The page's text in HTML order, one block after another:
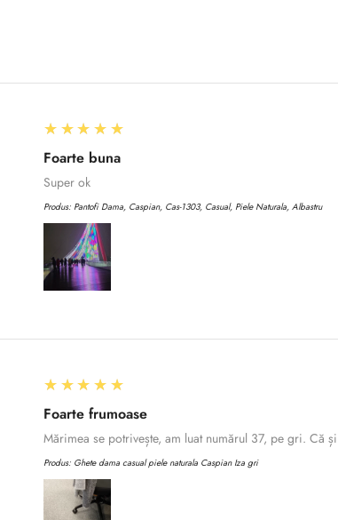
5
★★★★★
Foarte buna
Super ok
Produs: Pantofi Dama, Caspian, Cas-1303, Casual, Piele Naturala, Albastru
5
★★★★★
Foarte frumoase
Mărimea se potrivește, am luat numărul 37, pe gri. Că
Produs: Ghete dama casual piele naturala Caspian Iza gri